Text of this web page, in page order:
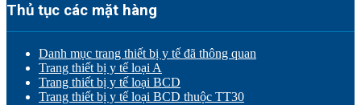
Thủ tục các mặt hàng
Danh mục trang thiết bị y tế đã thông quan
Trang thiết bị y tế loại A
Trang thiết bị y tế loại BCD
Trang thiết bị y tế loại BCD thuộc TT30